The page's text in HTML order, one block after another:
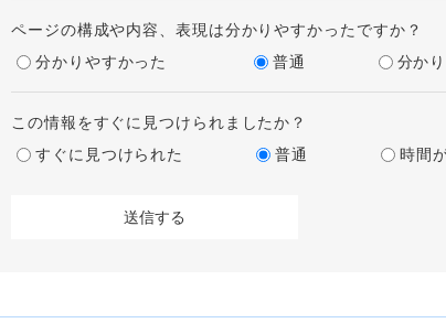
ページの構成や内容、表現は分かりやすかったですか？
分かりやすかった
普通 分か
この情報をすぐに見つけられましたか？
すぐに見つけられた
普通 時間